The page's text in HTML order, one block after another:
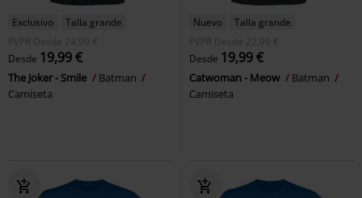
Exclusivo
Talla grande
PVPR
Desde 24,99 €
Desde 19,99 €
The Joker - Smile
Batman
Camiseta
Nuevo
Talla grande
PVPR
Desde 22,99 €
Desde 19,99 €
Catwoman - Meow
Batman
Camiseta